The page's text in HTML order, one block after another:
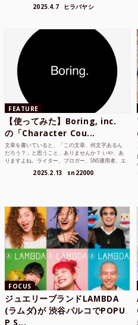
2025.4.7 ヒラバヤシ
FEATURE
【使ってみた】Boring, inc.
の「Character Cou...
文章を書いていると、「この文章、何文字あるん
だろう？」と思うこと、ありませんか？ いや、あ
りますよね。ライター、ブロガー、SNS運用者、エ
2025.2.13 sn22000
FOCUS
ジュエリーブランドLAMBDA
(ラムダ)が 渋谷パルコでPOPU
P S...